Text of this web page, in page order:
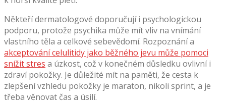
Někteří dermatologové doporučují i psychologickou
podporu, protože psychika může mít vliv na vnímání
vlastního těla a celkové sebevědomí. Rozpoznání a
akceptování celulitidy jako běžného jevu může pomoci
snížit stres a úzkost, což v konečném důsledku ovlivní i
zdraví pokožky. Je důležité mít na paměti, že cesta k
zlepšení vzhledu pokožky je maraton, nikoli sprint, a je
třeba věnovat čas a úsilí.